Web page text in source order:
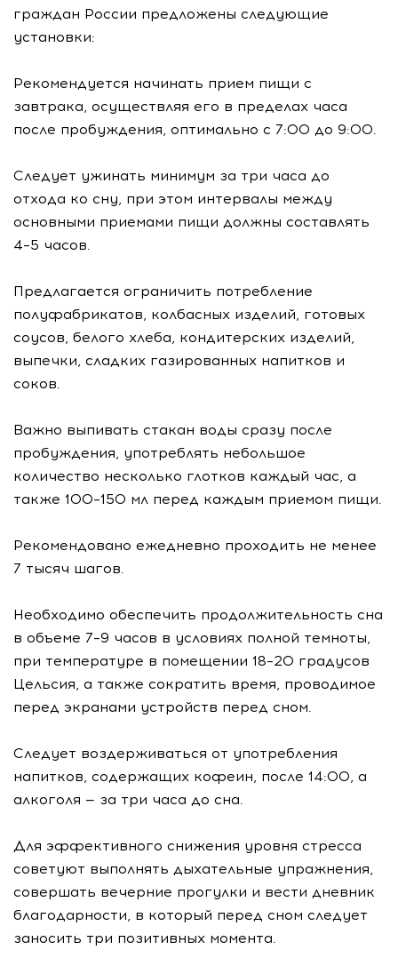
граждан России предложены следующие
установки:
Рекомендуется начинать прием пищи с
завтрака, осуществляя его в пределах часа
после пробуждения, оптимально с 7:00 до 9:00.
Следует ужинать минимум за три часа до
отхода ко сну, при этом интервалы между
основными приемами пищи должны составлять
4–5 часов.
Предлагается ограничить потребление
полуфабрикатов, колбасных изделий, готовых
соусов, белого хлеба, кондитерских изделий,
выпечки, сладких газированных напитков и
соков.
Важно выпивать стакан воды сразу после
пробуждения, употреблять небольшое
количество несколько глотков каждый час, а
также 100–150 мл перед каждым приемом пищи.
Рекомендовано ежедневно проходить не менее
7 тысяч шагов.
Необходимо обеспечить продолжительность сна
в объеме 7–9 часов в условиях полной темноты,
при температуре в помещении 18–20 градусов
Цельсия, а также сократить время, проводимое
перед экранами устройств перед сном.
Следует воздерживаться от употребления
напитков, содержащих кофеин, после 14:00, а
алкоголя — за три часа до сна.
Для эффективного снижения уровня стресса
советуют выполнять дыхательные упражнения,
совершать вечерние прогулки и вести дневник
благодарности, в который перед сном следует
заносить три позитивных момента.